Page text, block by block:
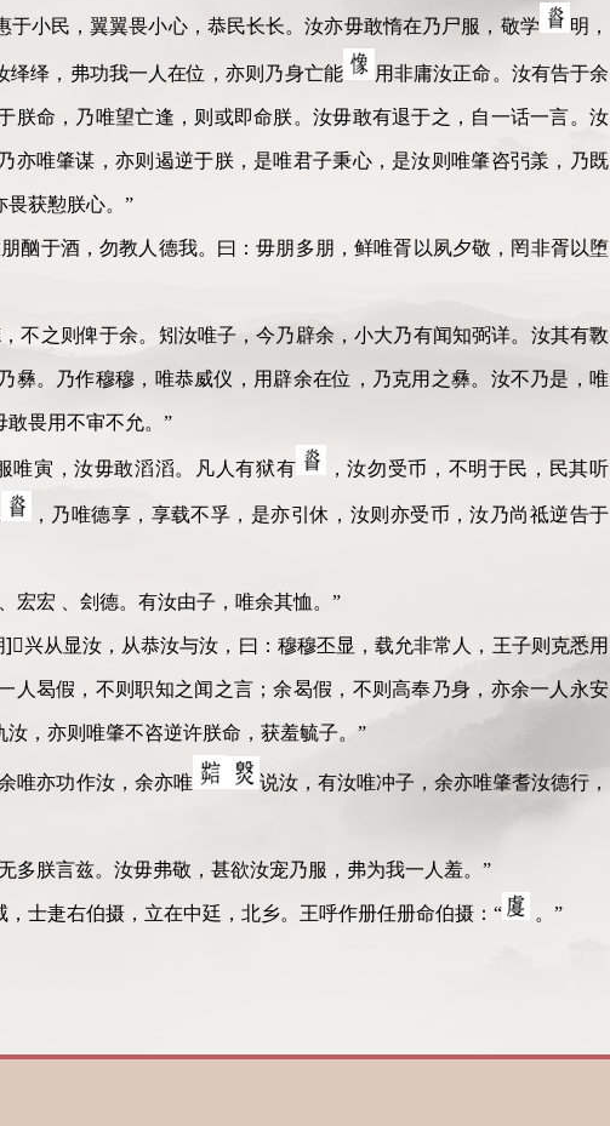
小民，翼翼畏小心，恭民长长。汝亦毋敢惰在乃尸服，敬学 明，
绎，弗功我一人在位，亦则乃身亡能 用非庸汝正命。汝有告于余
朕命，乃唯望亡逢，则或即命朕。汝毋敢有退于之，自一话一言。汝
亦唯肇谋，亦则遏逆于朕，是唯君子秉心，是汝则唯肇咨弜羕，乃既
畏获懃朕心。”
酗于酒，勿教人德我。曰：毋朋多朋，鲜唯胥以夙夕敬，罔非胥以堕
不之则俾于余。矧汝唯子，今乃辟余，小大乃有闻知弼详。汝其有斁
彝。乃作穆穆，唯恭威仪，用辟余在位，乃克用之彝。汝不乃是，唯
敢畏用不审不允。”
唯寅，汝毋敢滔滔。凡人有狱有 ，汝勿受币，不明于民，民其听
，乃唯德享，享载不孚，是亦引休，汝则亦受币，汝乃尚祗逆告于
宏宏 、刽德。有汝由子，唯余其恤。”
兴从显汝，从恭汝与汝，曰：穆穆丕显，载允非常人，王子则克悉用
人曷假，不则职知之闻之言；余曷假，不则高奉乃身，亦余一人永安
，亦则唯肇不咨逆许朕命，获羞毓子。”
唯亦功作汝，余亦唯 说汝，有汝唯冲子，余亦唯肇耆汝德行，
多朕言兹。汝毋弗敬，甚欲汝宠乃服，弗为我一人羞。”
士疌右伯摄，立在中廷，北乡。王呼作册任册命伯摄：“ 。”